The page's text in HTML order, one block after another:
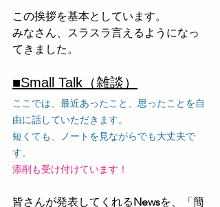
この挨拶を基本としています。
みなさん、スラスラ言えるようになっ
てきました。
■Small Talk（雑談）
ここでは、最近あったこと、思ったことを自
由に話していただきます。
短くても、ノートを見ながらでも大丈夫で
す。
添削も受け付けています！
皆さんが発表してくれるNewsを、「簡